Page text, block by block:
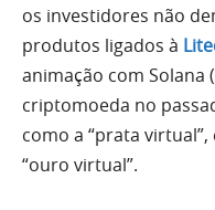
os investidores não
produtos ligados à
animação com Solana
criptomoeda no
como a “prata
“ouro virtual”.